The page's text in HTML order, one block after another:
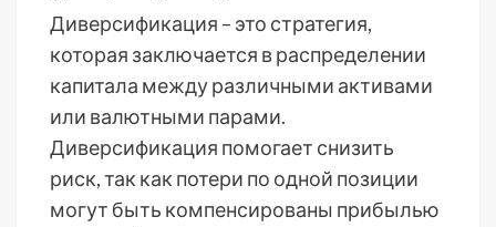
Диверсификация – это стратегия,
которая заключается в распределении
капитала между различными активами
или валютными парами.
Диверсификация помогает снизить
риск, так как потери по одной позиции
могут быть компенсированы прибылью